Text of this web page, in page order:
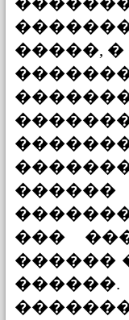
�����,
���
������
������.